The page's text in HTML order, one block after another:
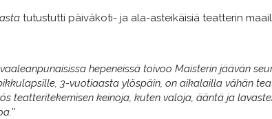
tutustutti päiväkoti- ja ala-asteikäisiä teatterin
hepeneissä toivoo Maisterin jäävän
3-vuotiaasta ylöspäin, on aikalailla vähän
teatteritekemisen keinoja, kuten valoja, ääntä ja